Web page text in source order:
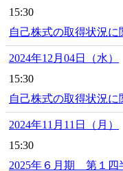
15:30
自己株式の取得状況
2024年12月04日（水）
15:30
自己株式の取得状況
2024年11月11日（月）
15:30
2025年６月期 第１四